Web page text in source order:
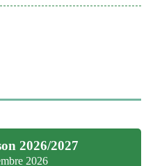
2026/2027
2026